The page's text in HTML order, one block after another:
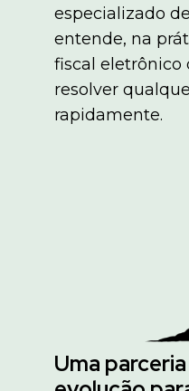
especializado
entende, na
fiscal eletrônico
resolver
rapidamente.
Uma